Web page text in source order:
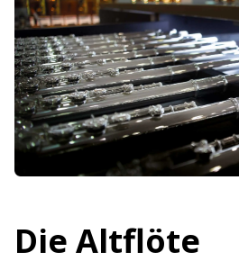
Die Altflöte